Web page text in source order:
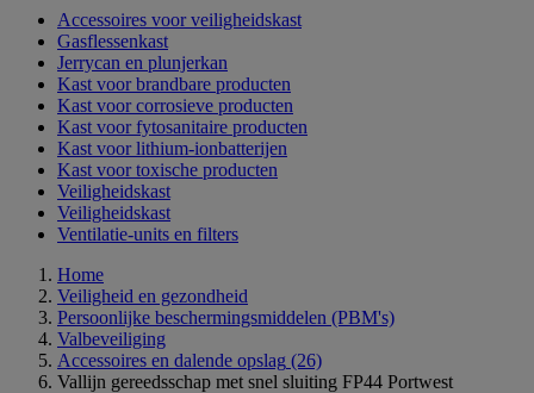
Accessoires voor veiligheidskast
Gasflessenkast
Jerrycan en plunjerkan
Kast voor brandbare producten
Kast voor corrosieve producten
Kast voor fytosanitaire producten
Kast voor lithium-ionbatterijen
Kast voor toxische producten
Veiligheidskast
Veiligheidskast
Ventilatie-units en filters
Home
Veiligheid en gezondheid
Persoonlijke beschermingsmiddelen (PBM's)
Valbeveiliging
Accessoires en dalende opslag (26)
Vallijn gereedsschap met snel sluiting FP44 Portwest